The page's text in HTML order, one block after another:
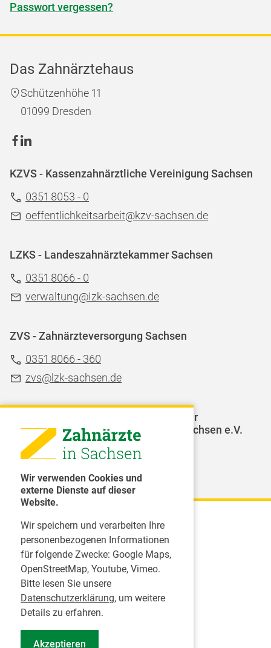
Wir verwenden Cookies und
externe Dienste auf dieser
Website.
Wir speichern und verarbeiten Ihre
personenbezogenen Informationen
für folgende Zwecke: Google Maps,
OpenStreetMap, Youtube, Vimeo.
Bitte lesen Sie unsere
Datenschutzerklärung, um weitere
Details zu erfahren.
Akzeptieren
Passwort vergessen?
Das Zahnärztehaus
Schützenhöhe 11
01099 Dresden
KZVS - Kassenzahnärztliche Vereinigung Sachsen
0351 8053 - 0
oeffentlichkeitsarbeit@kzv-sachsen.de
LZKS - Landeszahnärztekammer Sachsen
0351 8066 - 0
verwaltung@Izk-sachsen.de
ZVS - Zahnärzteversorgung Sachsen
0351 8066 - 360
zvs@lzk-sachsen.de
LAGZ - Landesarbeitsgemeinschaft für
Jugendzahnpflege des Freistaates Sachsen e.V.
Karriere
Inserate
Praktikum in einer Zahnarztpraxis
Jobs im Zahnärztehaus
Presse
Pressemitteilungen